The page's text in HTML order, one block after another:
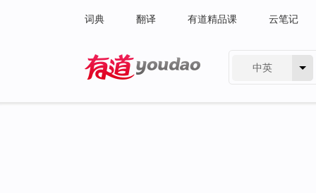
词典 翻译 有道精品课 云笔记
中英